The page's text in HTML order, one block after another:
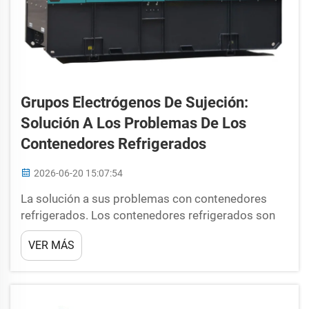
Grupos Electrógenos De Sujeción:
Solución A Los Problemas De Los
Contenedores Refrigerados
2026-06-20 15:07:54
La solución a sus problemas con contenedores
refrigerados. Los contenedores refrigerados son
geniales, ¿verdad? Estos evitan que productos
como frutas, verduras y carnes se echen a perder
durante su transporte de un lugar a otro. Pero, a
VER MÁS